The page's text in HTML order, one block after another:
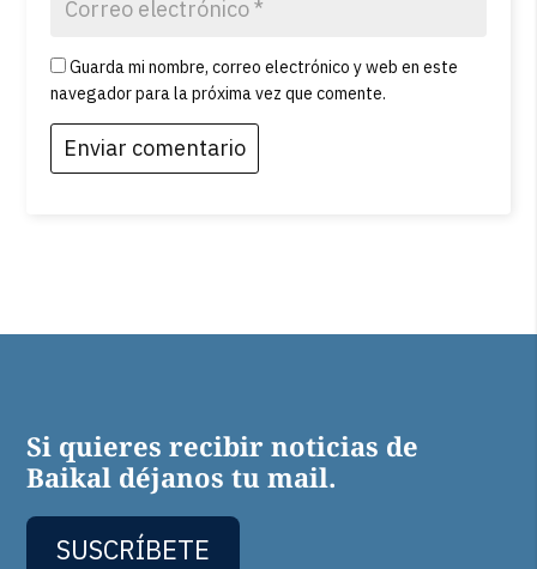
Guarda mi nombre, correo electrónico y web en este
navegador para la próxima vez que comente.
Si quieres recibir noticias de
Baikal déjanos tu mail.
SUSCRÍBETE